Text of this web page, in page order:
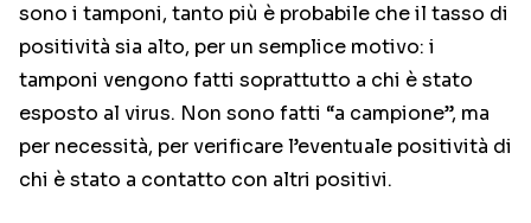
sono i tamponi, tanto più è probabile che il tasso di
positività sia alto, per un semplice motivo: i
tamponi vengono fatti soprattutto a chi è stato
esposto al virus. Non sono fatti “a campione”, ma
per necessità, per verificare l’eventuale positività di
chi è stato a contatto con altri positivi.